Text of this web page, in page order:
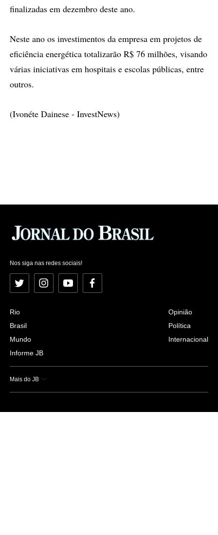
finalizadas em dezembro deste ano.
Neste ano os investimentos da empresa em projetos de
eficiência energética totalizarão R$ 76 milhões, visando
várias iniciativas em hospitais e escolas públicas, entre
outros.
(Ivonéte Dainese - InvestNews)
Nos siga nas redes sociais!
Twitter InstagramYouTubeFacebook
Rio
Brasil
Mundo
Informe JB
Opinião
Política
Internacional
Mais do JB
Esportes